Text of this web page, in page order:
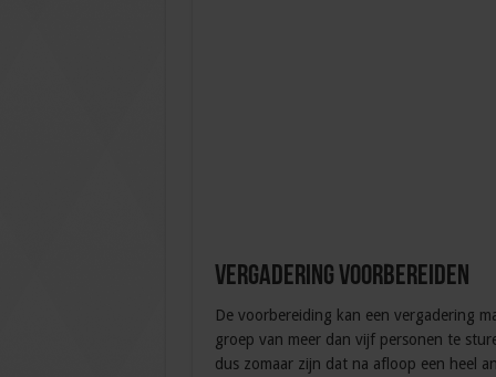
Vergadering voorbereiden
De voorbereiding kan een vergadering
groep van meer dan vijf personen te
dus zomaar zijn dat na afloop een heel